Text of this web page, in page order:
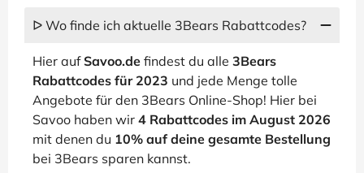
ᐅ Wo finde ich aktuelle 3Bears Rabattcodes?
Hier aufSavoo.de findest du alle 3Bears
Rabattcodes für 2023 und jede Menge tolle
Angebote für den 3Bears Online-Shop! Hier bei
Savoo haben wir 4 Rabattcodes im August 2026
mit denen du 10% auf deine gesamte Bestellung
bei 3Bears sparen kannst.